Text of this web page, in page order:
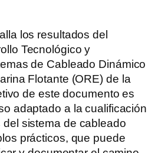
los resultados del
Tecnológico y
de Cableado Dinámico
Flotante (ORE) de la
de este documento es
adaptado a la cualificación
sistema de cableado
prácticos, que puede